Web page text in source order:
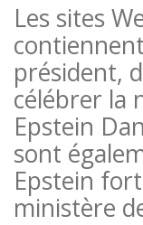
Les sites
président,
célébrer la
Epstein
sont
Epstein
ministère